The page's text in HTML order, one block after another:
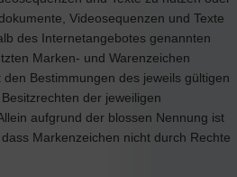
Videosequenzen und Texte
des Internetangebotes genannten
Marken- und Warenzeichen
Bestimmungen des jeweils gültigen
der jeweiligen
aufgrund der blossen Nennung ist
Markenzeichen nicht durch Rechte